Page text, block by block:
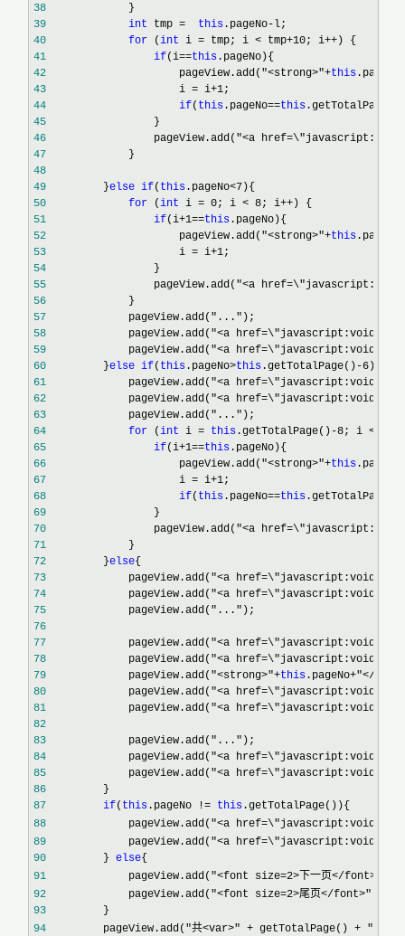
38
39
int tmp = this .pageNo-
40
for (int i = tmp; i < tmp+10; i++
41
if(i==this
42
                     pageView.add("<strong>"+
this
43
                     i = i+1
44
if( this .pageNo==this
45
46
pageView.add("<a
47
48
49
         }
else if( this .pageNo<7
50
for (int i = 0; i < 8; i++
51
if(i+1==this
52
                     pageView.add("<strong>"+
this
53
                     i = i+1
54
55
pageView.add("<a
56
57
             pageView.add("..."
58
pageView.add("<a
59
pageView.add("<a
60
         }
else if( this .pageNo>this .getTotalPage()-6
61
pageView.add("<a
62
pageView.add("<a
63
             pageView.add("..."
64
for (int i = this .getTotalPage()-8; i <
65
if(i+1==this
66
                     pageView.add("<strong>"+
this
67
                     i = i+1
68
if( this .pageNo==this
69
70
pageView.add("<a
71
72
         }
else
73
pageView.add("<a
74
pageView.add("<a
75
             pageView.add("..."
76
77
pageView.add("<a
78
pageView.add("<a
79
             pageView.add("<strong>"+
this .pageNo+"</
80
pageView.add("<a
81
pageView.add("<a
82
83
             pageView.add("..."
84
pageView.add("<a
85
pageView.add("<a
86
87
if( this .pageNo != this
88
pageView.add("<a
89
pageView.add("<a
90
         }
else
91
             pageView.add("<font size=2>下一页</font>"
92
             pageView.add("<font size=2>尾页</font>"
93
94
pageView.add("共<var>" + getTotalPage() + "</